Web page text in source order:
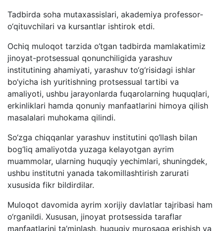
Tadbirda soha mutaxassislari, akademiya professor-
o‘qituvchilari va kursantlar ishtirok etdi.
Ochiq muloqot tarzida o‘tgan tadbirda mamlakatimiz
jinoyat-protsessual qonunchiligida yarashuv
institutining ahamiyati, yarashuv to‘g‘risidagi ishlar
bo‘yicha ish yuritishning protsessual tartibi va
amaliyoti, ushbu jarayonlarda fuqarolarning huquqlari,
erkinliklari hamda qonuniy manfaatlarini himoya qilish
masalalari muhokama qilindi.
So‘zga chiqqanlar yarashuv institutini qo‘llash bilan
bog‘liq amaliyotda yuzaga kelayotgan ayrim
muammolar, ularning huquqiy yechimlari, shuningdek,
ushbu institutni yanada takomillashtirish zarurati
xususida fikr bildirdilar.
Muloqot davomida ayrim xorijiy davlatlar tajribasi ham
o‘rganildi. Xususan, jinoyat protsessida taraflar
manfaatlarini ta’minlash, huquqiy murosaga erishish va